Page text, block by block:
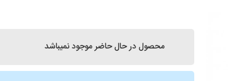
محصول در حال حاضر موجود نمیباشد